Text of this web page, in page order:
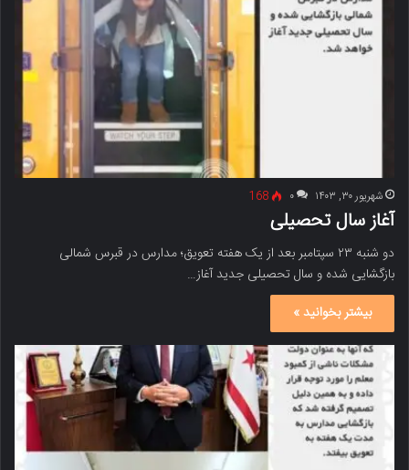
شهریور ۳۰, ۱۴۰۳ ۰ 168
آغاز سال تحصیلی
دو شنبه ۲۳ سپتامبر بعد از یک هفته تعویق؛ مدارس در قبرس شمالی
بازگشایی شده و سال تحصیلی جدید آغاز…
بیشتر بخوانید »